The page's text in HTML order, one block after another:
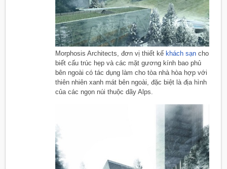
Morphosis Architects, đơn vị thiết kế khách sạn cho
biết cấu trúc hẹp và các mặt gương kính bao phủ
bên ngoài có tác dụng làm cho tòa nhà hòa hợp với
thiên nhiên xanh mát bên ngoài, đặc biệt là địa hình
của các ngọn núi thuộc dãy Alps.